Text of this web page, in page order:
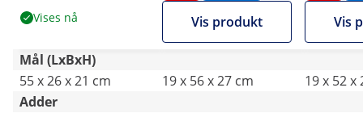
Vises nå
10 m
Vis produkt Vis
Mål (LxBxH)
55 x 26 x 21 cm
19 x 56 x 27 cm
19 x 52 x
Adder